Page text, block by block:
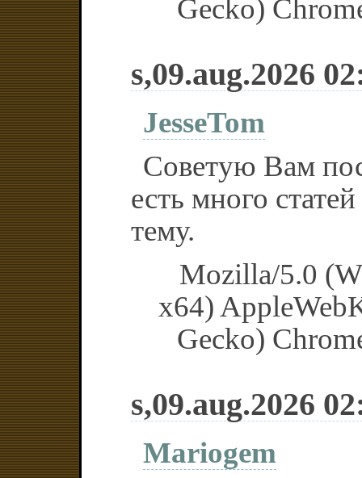
Gecko)
s,09.aug.2026
JesseTom
Советую Вам
есть много
тему.
Mozilla/5.0
x64)
Gecko)
s,09.aug.2026
Mariogem